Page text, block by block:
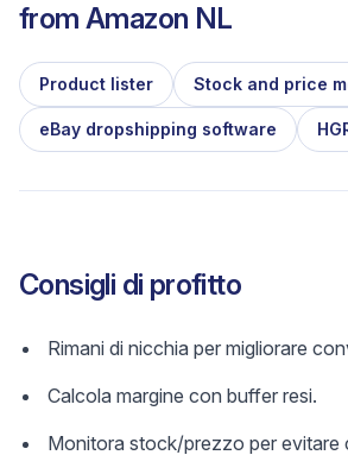
from Amazon NL
Product lister Stock and price
eBay dropshipping software
Consigli di profitto
Rimani di nicchia per migliorare
Calcola margine con buffer resi.
Monitora stock/prezzo per evitare